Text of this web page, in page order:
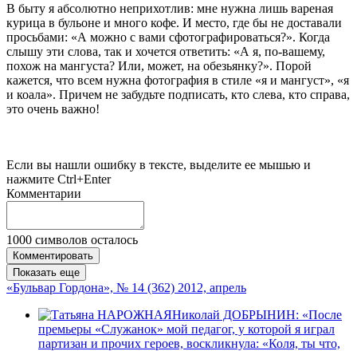
В быту я абсолютно неприхотлив: мне нужна лишь вареная
курица в бульоне и много кофе. И место, где бы не доставали
просьбами: «А можно с вами сфотографироваться?». Когда
слышу эти слова, так и хочется ответить: «А я, по-вашему,
похож на мангуста? Или, может, на обезьянку?». Порой
кажется, что всем нужна фотография в стиле «я и мангуст», «я
и коала». Причем не забудьте подписать, кто слева, кто справа,
это очень важно!
Если вы нашли ошибку в тексте, выделите ее мышью и
нажмите Ctrl+Enter
Комментарии
1000 символов осталось
Комментировать
Показать еще
«Бульвар Гордона», № 14 (362) 2012, апрель
Николай ДОБРЫНИН: «После
премьеры «Служанок» мой педагог, у которой я играл
партизан и прочих героев, воскликнула: «Коля, ты что,